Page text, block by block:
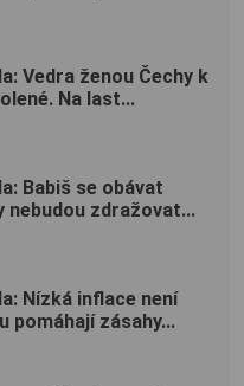
Vedra ženou Čechy k
Na last...
Babiš se obávat
nebudou zdražovat...
Nízká inflace není
pomáhají zásahy...